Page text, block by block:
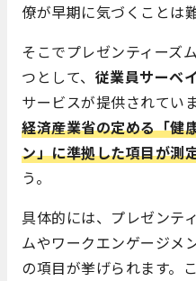
僚が早期に気づくことは
そこでプレゼンティーズ
つとして、 従業員サーベイ
サービスが提供されてい
経済産業省の定める「健
ン」に準拠した項目が測
う。
具体的には、プレゼンテ
ムやワークエンゲージメ
の項目が挙げられます。